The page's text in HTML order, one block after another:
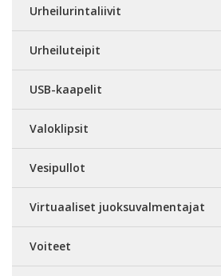
Urheilurintaliivit
Urheiluteipit
USB-kaapelit
Valoklipsit
Vesipullot
Virtuaaliset juoksuvalmentajat
Voiteet